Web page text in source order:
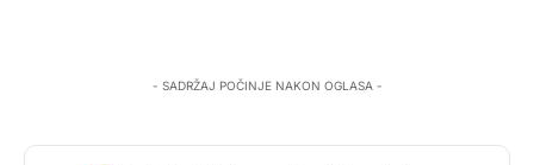
- SADRŽAJ POČINJE NAKON OGLASA -